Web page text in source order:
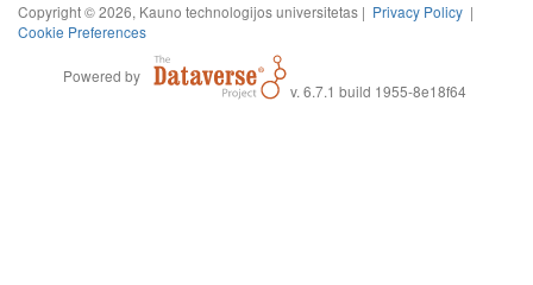
Copyright © 2026, Kauno technologijos universitetas | Privacy Policy |
Cookie Preferences
Powered by
v. 6.7.1 build 1955-8e18f64